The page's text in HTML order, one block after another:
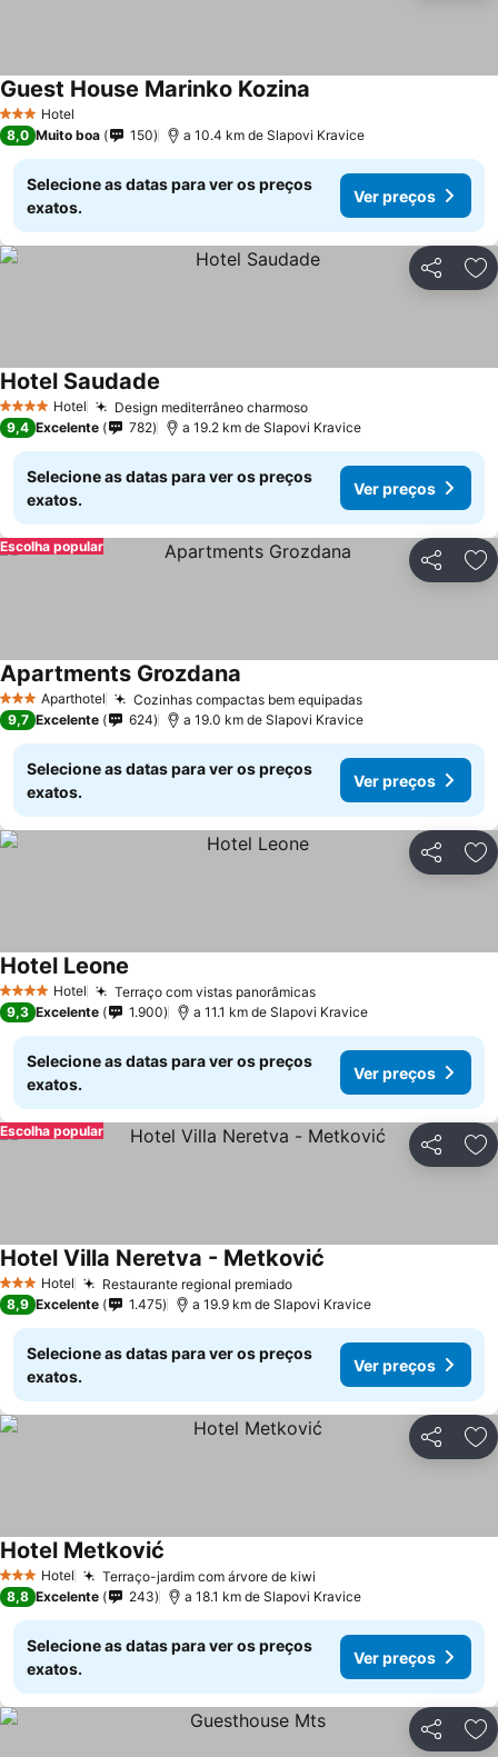
3 EstrelasHotel
Guest House Marinko Kozina
8,0 Muito boa 150 a 10.4 km de Slapovi Kravice
Selecione as datas para ver os preços
exatos.
Ver preços
Partilhar
4 EstrelasHotel Design mediterrâneo charmoso
Hotel Saudade
9,4 Excelente 782 a 19.2 km de Slapovi Kravice
Selecione as datas para ver os preços
exatos.
Ver preços
Partilhar
Escolha popular
3 EstrelasAparthotel Cozinhas compactas bem equipadas
Apartments Grozdana
9,7 Excelente 624 a 19.0 km de Slapovi Kravice
Selecione as datas para ver os preços
exatos.
Ver preços
Partilhar
4 EstrelasHotel Terraço com vistas panorâmicas
Hotel Leone
9,3 Excelente 1.900 a 11.1 km de Slapovi Kravice
Selecione as datas para ver os preços
exatos.
Ver preços
Partilhar
Escolha popular
3 EstrelasHotel Restaurante regional premiado
Hotel Villa Neretva - Metković
8,9 Excelente 1.475 a 19.9 km de Slapovi Kravice
Selecione as datas para ver os preços
exatos.
Ver preços
Partilhar
3 EstrelasHotel Terraço-jardim com árvore de kiwi
Hotel Metković
8,8 Excelente 243 a 18.1 km de Slapovi Kravice
Selecione as datas para ver os preços
exatos.
Ver preços
Partilhar